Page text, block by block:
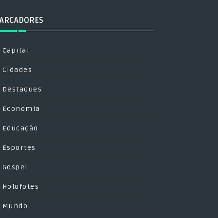
Capital
Cidades
Destaques
Economia
Educação
Esportes
Gospel
Holofotes
Mundo